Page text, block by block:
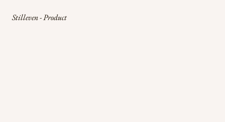
Stilleven - Product